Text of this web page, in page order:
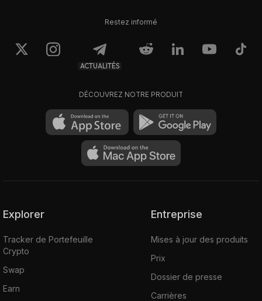
Restez informé
ACTUALITÉS
DÉCOUVREZ NOTRE PRODUIT
Explorer
Tracker de Portefeuille
Crypto
Swap
Earn
Entreprise
Mises à jour des produits
Prix
Dossier de presse
Carrières